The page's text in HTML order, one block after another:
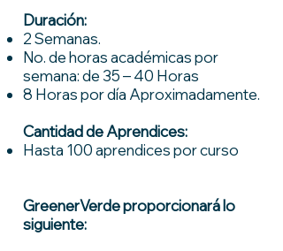
Duración:
2 Semanas.
No. de horas académicas por
semana: de 35 – 40 Horas
8 Horas por día Aproximadamente.
Cantidad de Aprendices:
Hasta 100 aprendices por curso
GreenerVerdeproporcionará lo
siguiente: